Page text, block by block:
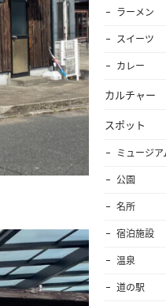
ラーメン
スイーツ
カレー
カルチャー
スポット
ミュージア
公園
名所
宿泊施設
温泉
道の駅